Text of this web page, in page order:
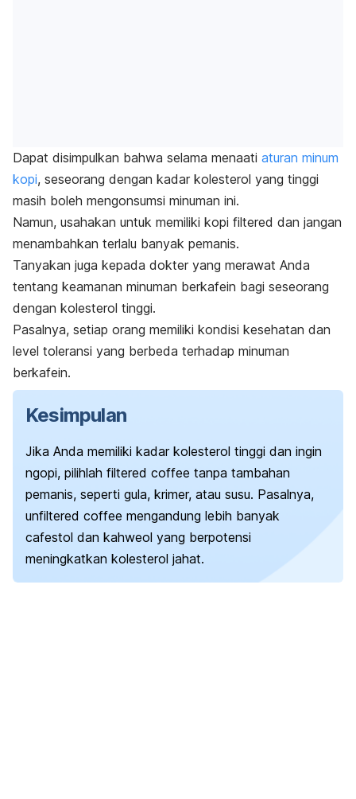
Dapat disimpulkan bahwa selama menaati aturan minum
kopi, seseorang dengan kadar kolesterol yang tinggi
masih boleh mengonsumsi minuman ini.
Namun, usahakan untuk memiliki kopi filtered dan jangan
menambahkan terlalu banyak pemanis.
Tanyakan juga kepada dokter yang merawat Anda
tentang keamanan minuman berkafein bagi seseorang
dengan kolesterol tinggi.
Pasalnya, setiap orang memiliki kondisi kesehatan dan
level toleransi yang berbeda terhadap minuman
berkafein.
Kesimpulan
Jika Anda memiliki kadar kolesterol tinggi dan ingin
ngopi, pilihlah filtered coffee tanpa tambahan
pemanis, seperti gula, krimer, atau susu. Pasalnya,
unfiltered coffee mengandung lebih banyak
cafestol dan kahweol yang berpotensi
meningkatkan kolesterol jahat.